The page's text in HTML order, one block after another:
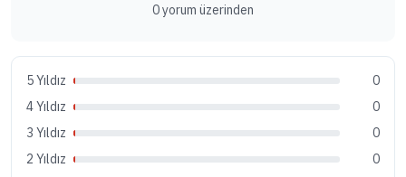
0 yorum üzerinden
5 Yıldız
0
4 Yıldız
0
3 Yıldız
0
2 Yıldız
0